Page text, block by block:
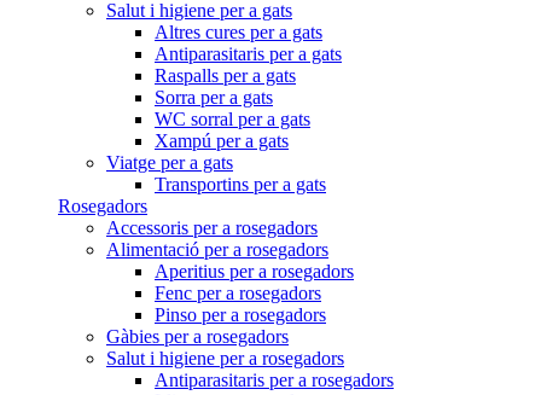
Salut i higiene per a gats
Altres cures per a gats
Antiparasitaris per a gats
Raspalls per a gats
Sorra per a gats
WC sorral per a gats
Xampú per a gats
Viatge per a gats
Transportins per a gats
Rosegadors
Accessoris per a rosegadors
Alimentació per a rosegadors
Aperitius per a rosegadors
Fenc per a rosegadors
Pinso per a rosegadors
Gàbies per a rosegadors
Salut i higiene per a rosegadors
Antiparasitaris per a rosegadors